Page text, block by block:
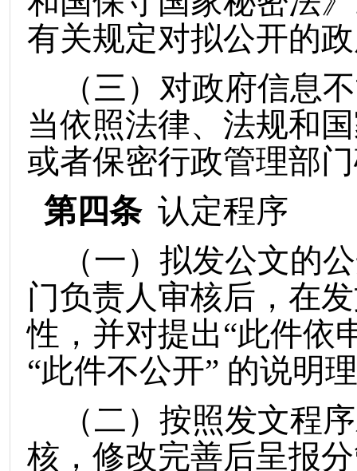
有关规定对拟公开的
（三 ） 对政府信息
当依照法律、法规和
或者保密行政管理部
第四条 认定程序
（一） 拟发公文的
门负责人审核后，在
性，并对提出“此件依
“此件不公开” 的说明
（二） 按照发文程
核，修改完善后呈报